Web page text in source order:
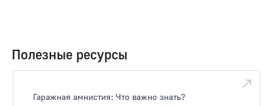
Полезные ресурсы
Гаражная амнистия: Что важно знать?